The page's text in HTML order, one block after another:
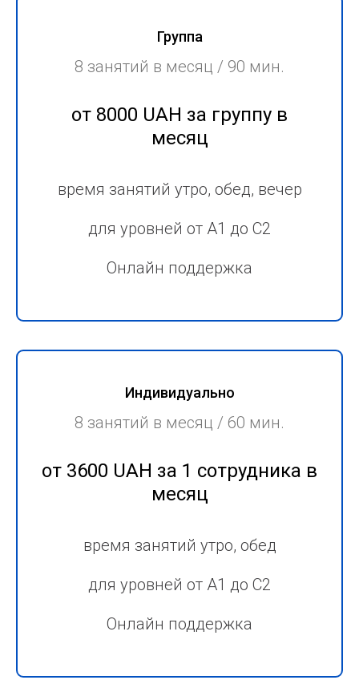
Группа
8 занятий в месяц / 90 мин.
от 8000 UAH за группу в
месяц
время занятий утро, обед, вечер
для уровней от А1 до С2
Онлайн поддержка
Индивидуально
8 занятий в месяц / 60 мин.
от 3600 UAH за 1 сотрудника в
месяц
время занятий утро, обед
для уровней от А1 до С2
Онлайн поддержка